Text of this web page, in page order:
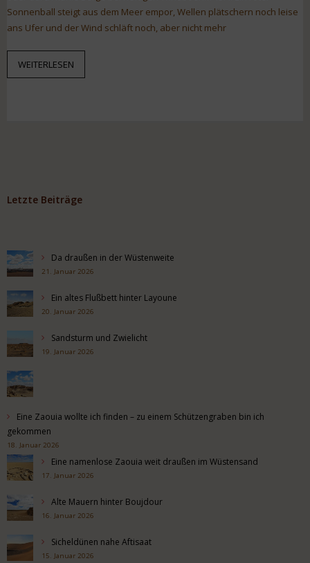
Sonnenball steigt aus dem Meer empor, Wellen plätschern noch leise
ans Ufer und der Wind schläft noch, aber nicht mehr
WEITERLESEN
Letzte Beiträge
Da draußen in der Wüstenweite
21. Januar 2026
Ein altes Flußbett hinter Layoune
20. Januar 2026
Sandsturm und Zwielicht
19. Januar 2026
Eine Zaouia wollte ich finden – zu einem Schützengraben bin ich
gekommen
18. Januar 2026
Eine namenlose Zaouia weit draußen im Wüstensand
17. Januar 2026
Alte Mauern hinter Boujdour
16. Januar 2026
Sicheldünen nahe Aftisaat
15. Januar 2026